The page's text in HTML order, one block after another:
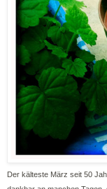
Der kälteste März seit 50